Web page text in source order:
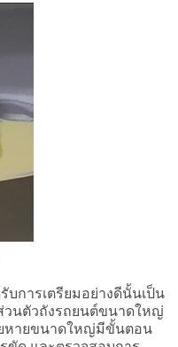
บการเตรียมอย่างดีนั้นเป็น
นตัวถังรถยนต์ขนาดใหญ่
หายขนาดใหญ่มีขั้นตอน